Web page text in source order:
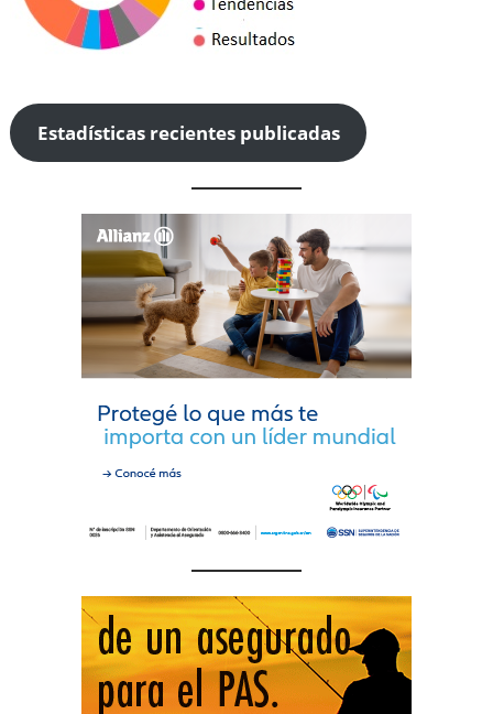
Estadísticas recientes publicadas